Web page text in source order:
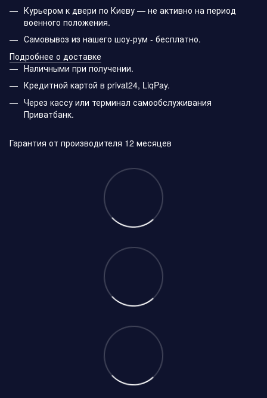
Курьером к двери по Киеву — не активно на период
военного положения.
Самовывоз из нашего шоу-рум - бесплатно.
Подробнее о доставке
Наличными при получении.
Кредитной картой в privat24, LiqPay.
Через кассу или терминал самообслуживания
Приватбанк.
Гарантия от производителя 12 месяцев